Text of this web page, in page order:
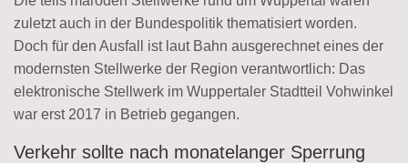
zuletzt auch in der Bundespolitik thematisiert worden.
Doch für den Ausfall ist laut Bahn ausgerechnet eines der
modernsten Stellwerke der Region verantwortlich: Das
elektronische Stellwerk im Wuppertaler Stadtteil Vohwinkel
war erst 2017 in Betrieb gegangen.
Verkehr sollte nach monatelanger Sperrung